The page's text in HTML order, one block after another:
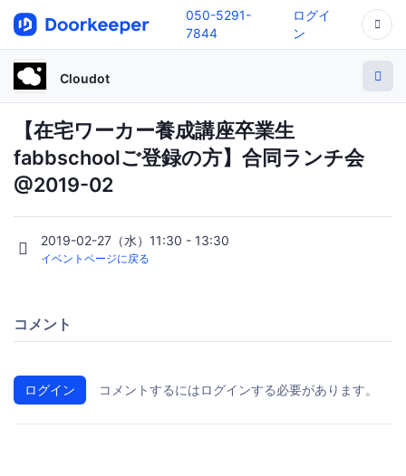
050-5291-
7844
ログイ
ン
Cloudot
【在宅ワーカー養成講座卒業生
fabbschoolご登録の方】合同ランチ会
@2019-02
2019-02-27（水）11:30 - 13:30
イベントページに戻る
コメント
ログイン コメントするにはログインする必要があります。